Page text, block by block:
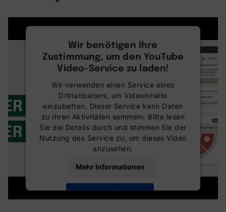
Wir benötigen Ihre
Zustimmung, um den YouTube
Video-Service zu laden!
Wir verwenden einen Service eines
Drittanbieters, um Videoinhalte
einzubetten. Dieser Service kann Daten
zu Ihren Aktivitäten sammeln. Bitte lesen
Sie die Details durch und stimmen Sie der
Nutzung des Service zu, um dieses Video
anzusehen.
Mehr Informationen
Akzeptieren